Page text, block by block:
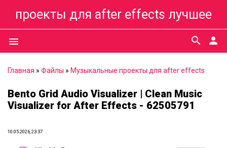
проекты для after effects лучшее
menu person
search
Главная » Файлы » Музыкальные проекты для after effects
Bento Grid Audio Visualizer | Clean Music
Visualizer for After Effects - 62505791
10.05.2026, 23:37